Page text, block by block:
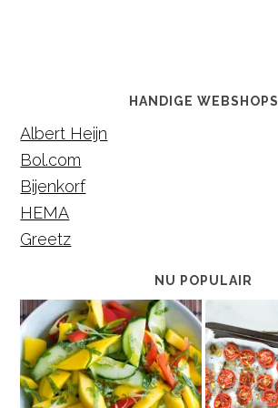
HANDIGE WEBSHOPS
Albert Heijn
Bol.com
Bijenkorf
HEMA
Greetz
NU POPULAIR